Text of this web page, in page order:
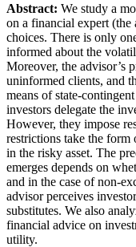
Abstract: We study a
on a financial expert (the
choices. There is only
informed about the
Moreover, the advisor’s
uninformed clients, and
means of state-
investors delegate the
However, they impose
restrictions take the form
in the risky asset. The
emerges depends on
and in the case of non-
advisor perceives
substitutes. We also
financial advice on
utility.